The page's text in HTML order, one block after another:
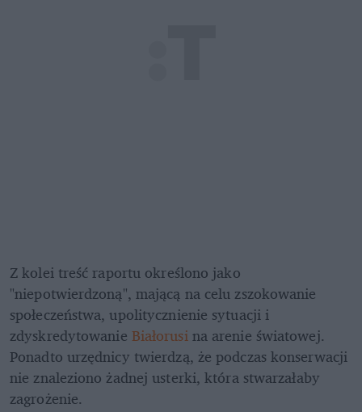
Z kolei treść raportu określono jako
"niepotwierdzoną", mającą na celu zszokowanie
społeczeństwa, upolitycznienie sytuacji i
zdyskredytowanie Białorusi na arenie światowej.
Ponadto urzędnicy twierdzą, że podczas konserwacji
nie znaleziono żadnej usterki, która stwarzałaby
zagrożenie.